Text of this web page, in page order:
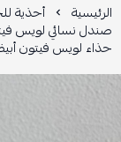
الرئيسية أحذية
صندل نسائي لويس
حذاء لويس فيتون